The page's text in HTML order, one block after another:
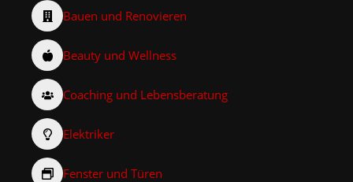
Bauen und Renovieren
Beauty und Wellness
Coaching und Lebensberatung
Elektriker
Fenster und Türen